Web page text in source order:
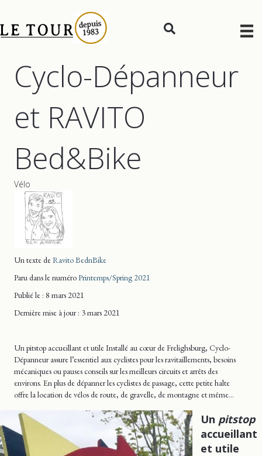
Cyclo-Dépanneur
et RAVITO
Bed&Bike
Vélo
Un texte deRavito BednBike
Paru dans le numéroPrintemps/Spring 2021
Publié le : 8 mars 2021
Dernière mise à jour: 3 mars 2021
Un pitstop accueillant et utile Installé au cœur de Frelighsburg, Cyclo-
Dépanneur assure l’essentiel aux cyclistes pour les ravitaillements, besoins
mécaniques ou pauses conseils sur les meilleurs circuits et arrêts des
environs. En plus de dépanner les cyclistes de passage, cette petite halte
offre la location de vélos de route, de gravelle, de montagne et même…
Un pitstop
accueillant
et utile